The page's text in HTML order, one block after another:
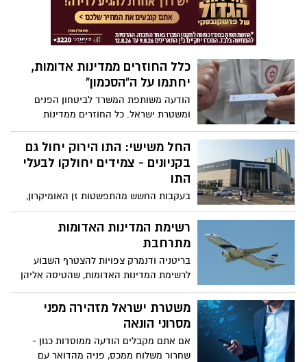
מסיבוכים של הנגיף
כלל החוזרים ממדינות אדומות,
יחתמו על ה"הסכמון"
הודעה משותפת המשרד לביטחון הפנים
ומשטרת ישראל. כל החוזרים ממדינות
אדומות יחתמו על הסכם שמחייב להיות
בבידוד ויציין את מיקום הבידוד
החל משישי: התו הירוק יחול גם
בקניונים - צמידים יחולקו לבעלי
התו
בעקבות החשש מהתפשטות זן האומיקרון,
הוחלט להרחיב את אכיפת התו הירוק גם
למתחמי המסחר הסגורים. בנוסף הוחלט כי
מחוסנים שיחזרו ממדינות המוגדרות אדומות
רשימת המדינות האדומות
מתרחבת
בריטניה ודנמרק צפויות להצטרף השבוע
לרשימת המדינות האדומות, שהטיסה אליהן
אסורה לישראלים
משטרת ישראל מזהירה מפני
מסרוני הונאה
אם אתם מקבלים הודעה ממוסדות כגון -
שחרור משלוח ממכס, פניה מהדואר עם